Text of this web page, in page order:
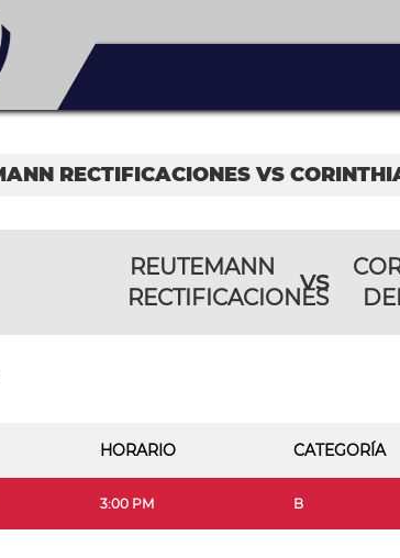
RECTIFICACIONES VS
REUTEMANN
RECTIFICACIONES
vs
HORARIO CATEGORÍA
3:00 PM B